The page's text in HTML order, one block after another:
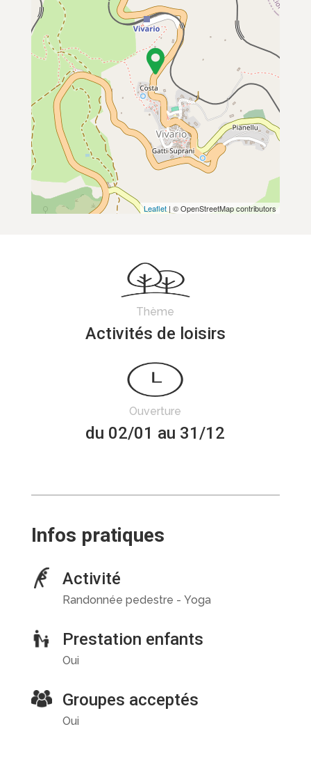
Leaflet | © OpenStreetMap contributors
Thème
Activités de loisirs
Ouverture
du 02/01 au 31/12
Infos pratiques
Activité
Randonnée pedestre - Yoga
Prestation enfants
Oui
Groupes acceptés
Oui